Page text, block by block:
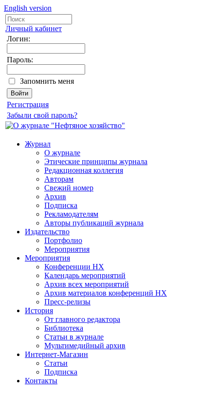
English version
Личный кабинет
Логин:
Пароль:
Запомнить меня
Регистрация
Забыли свой пароль?
Журнал
О журнале
Этические принципы журнала
Редакционная коллегия
Авторам
Свежий номер
Архив
Подписка
Рекламодателям
Авторы публикаций журнала
Издательство
Портфолио
Мероприятия
Мероприятия
Конференции НХ
Календарь мероприятий
Архив всех мероприятий
Архив материалов конференций НХ
Пресс-релизы
История
От главного редактора
Библиотека
Статьи в журнале
Мультимедийный архив
Интернет-Магазин
Статьи
Подписка
Контакты